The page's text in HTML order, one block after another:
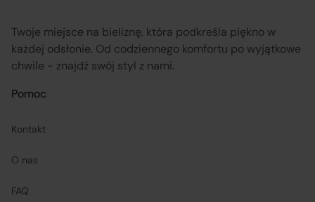
Twoje miejsce na bieliznę, która podkreśla piękno w
każdej odsłonie. Od codziennego komfortu po wyjątkowe
chwile - znajdź swój styl z nami.
Pomoc
Kontakt
O nas
FAQ